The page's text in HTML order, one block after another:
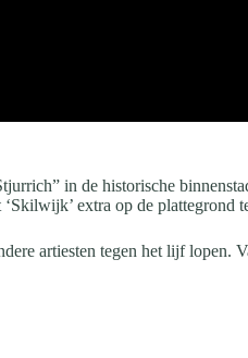
in de historische
‘Skilwijk’ extra op de plattegrond
artiesten tegen het lijf